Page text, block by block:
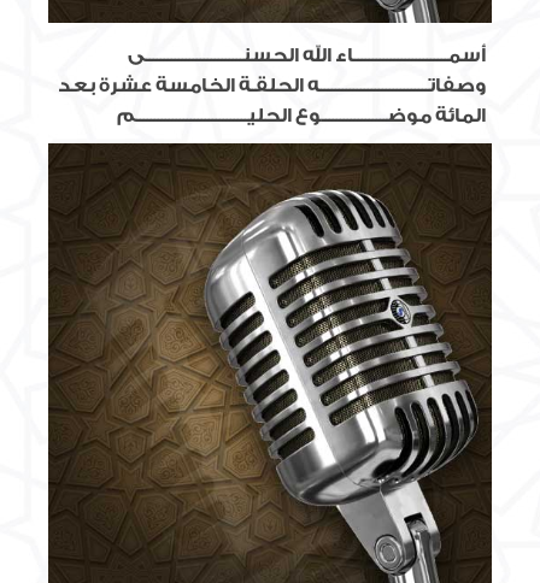
أسمــــــــــــــــــــــــــاء الله الحسنـــــــــــــــــــــــــــى
وصفاتــــــــــــــــــــــــــــــه الحلقـة الخامسة عشرة بعد
المائة موضــــــــــــــــــوع الحليـــــــــــــــــــــــــــــــم